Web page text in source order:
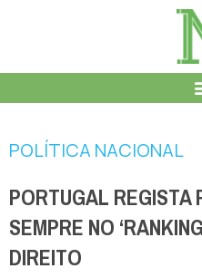
POLÍTICA NACIONAL
PORTUGAL
SEMPRE NO
DIREITO